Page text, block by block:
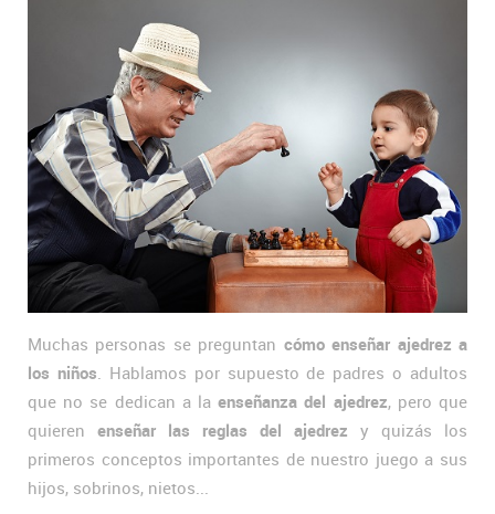
Muchas personas se preguntan cómo enseñar ajedrez a
los niños. Hablamos por supuesto de padres o adultos
que no se dedican a laenseñanza del ajedrez, pero que
quieren enseñar las reglas del ajedrez y quizás los
primeros conceptos importantes de nuestro juego a sus
hijos, sobrinos, nietos...